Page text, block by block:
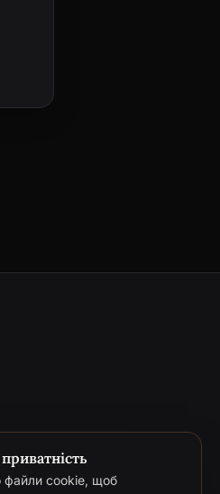
Telegram
файли cookie, щоб